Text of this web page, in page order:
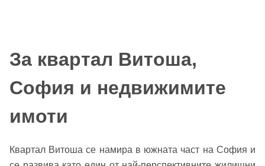
За квартал Витоша,
София и недвижимите
имоти
Квартал Витоша се намира в южната част на София и